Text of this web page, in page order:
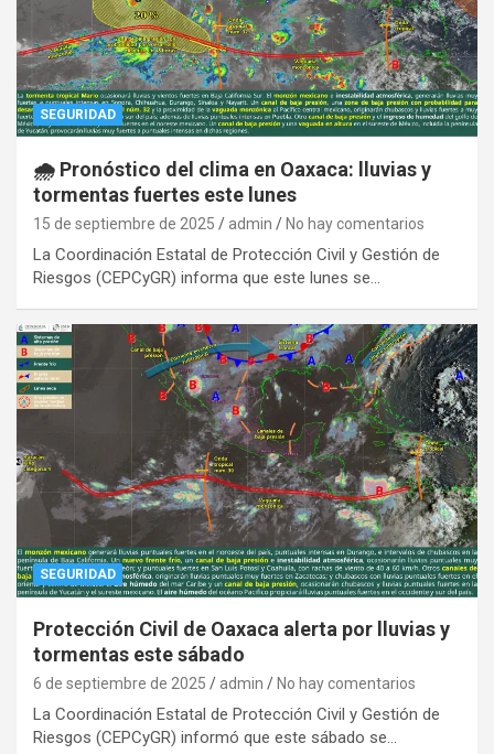
SEGURIDAD
🌧️ Pronóstico del clima en Oaxaca: lluvias y
tormentas fuertes este lunes
15 de septiembre de 2025 admin No hay comentarios
La Coordinación Estatal de Protección Civil y Gestión de
Riesgos (CEPCyGR) informa que este lunes se…
SEGURIDAD
Protección Civil de Oaxaca alerta por lluvias y
tormentas este sábado
6 de septiembre de 2025 admin No hay comentarios
La Coordinación Estatal de Protección Civil y Gestión de
Riesgos (CEPCyGR) informó que este sábado se…